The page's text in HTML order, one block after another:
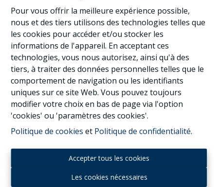
Pour vous offrir la meilleure expérience possible,
nous et des tiers utilisons des technologies telles que
les cookies pour accéder et/ou stocker les
informations de l'appareil. En acceptant ces
technologies, vous nous autorisez, ainsi qu'à des
tiers, à traiter des données personnelles telles que le
comportement de navigation ou les identifiants
uniques sur ce site Web. Vous pouvez toujours
modifier votre choix en bas de page via l'option
'cookies' ou 'paramètres des cookies'.
Politique de cookies et Politique de confidentialité.
Accepter tous les cookies
Les cookies nécessaires